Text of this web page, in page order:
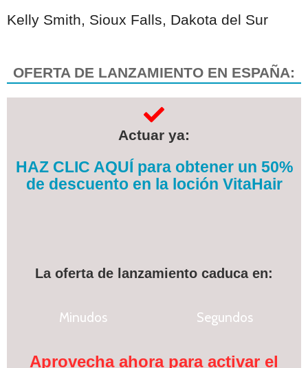
Kelly Smith, Sioux Falls, Dakota del Sur
OFERTA DE LANZAMIENTO EN ESPAÑA:
Actuar ya:
HAZ CLIC AQUÍ para obtener un 50%
de descuento en la loción VitaHair
La oferta de lanzamiento caduca en:
Minudos Segundos
Aprovecha ahora para activar el